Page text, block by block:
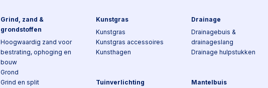
Grind, zand &
grondstoffen
Hoogwaardig zand voor
bestrating, ophoging en
bouw
Grond
Grind en split
Kunstgras
Kunstgras
Kunstgras accessoires
Kunsthagen
Tuinverlichting
Drainage
Drainagebuis &
drainageslang
Drainage hulpstukken
Mantelbuis